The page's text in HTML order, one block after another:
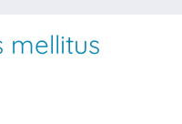
mellitus